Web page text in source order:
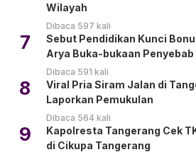
Wilayah
Dibaca 597 kali
7
Sebut Pendidikan Kunci
Arya Buka-bukaan
Dibaca 591 kali
8
Viral Pria Siram Jalan di
Laporkan Pemukulan
Dibaca 564 kali
9
Kapolresta Tangerang Cek
di Cikupa Tangerang